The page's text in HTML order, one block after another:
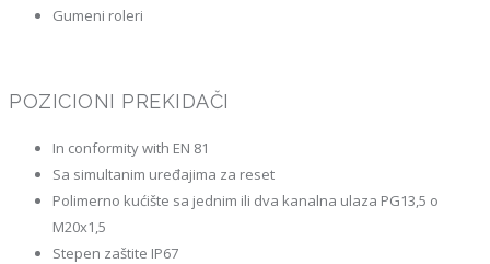
Gumeni roleri
POZICIONI PREKIDAČI
In conformity with EN 81
Sa simultanim uređajima za reset
Polimerno kućište sa jednim ili dva kanalna ulaza PG13,5 o
M20x1,5
Stepen zaštite IP67